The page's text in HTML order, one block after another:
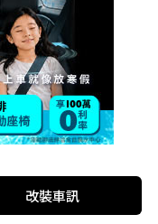
改裝車訊